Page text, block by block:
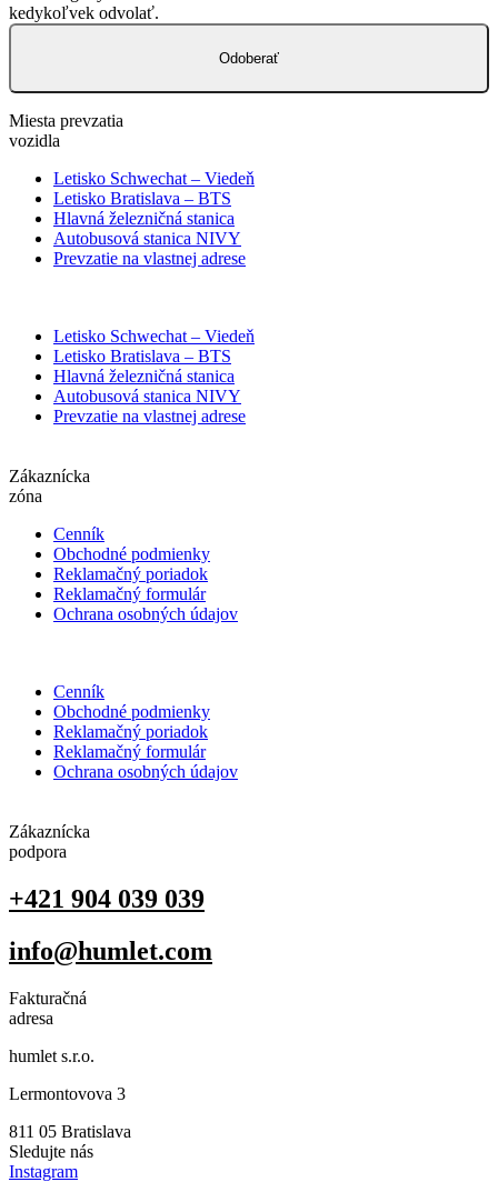
kedykoľvek odvolať.
Odoberať
Miesta prevzatia
vozidla
Letisko Schwechat – Viedeň
Letisko Bratislava – BTS
Hlavná železničná stanica
Autobusová stanica NIVY
Prevzatie na vlastnej adrese
Letisko Schwechat – Viedeň
Letisko Bratislava – BTS
Hlavná železničná stanica
Autobusová stanica NIVY
Prevzatie na vlastnej adrese
Zákaznícka
zóna
Cenník
Obchodné podmienky
Reklamačný poriadok
Reklamačný formulár
Ochrana osobných údajov
Cenník
Obchodné podmienky
Reklamačný poriadok
Reklamačný formulár
Ochrana osobných údajov
Zákaznícka
podpora
+421 904 039 039
info@humlet.com
Fakturačná
adresa
humlet s.r.o.
Lermontovova 3
811 05 Bratislava
Sledujte nás
Instagram